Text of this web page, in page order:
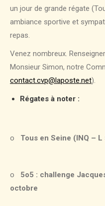
un jour de grande régate
ambiance sportive et
repas.
Venez nombreux.
Monsieur Simon, notre
contact.cvp@laposte.net).
Régates à noter :
o Tous en Seine (INQ –
o 5o5 : challenge
octobre